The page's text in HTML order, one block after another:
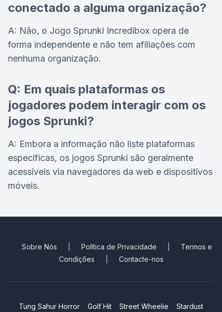
conectado a alguma organização?
A: Não, o Jogo Sprunki Incredibox opera de
forma independente e não tem afiliações com
nenhuma organização.
Q: Em quais plataformas os
jogadores podem interagir com os
jogos Sprunki?
A: Embora a informação não liste plataformas
específicas, os jogos Sprunki são geralmente
acessíveis via navegadores da web e dispositivos
móveis.
Sobre Nós Política de Privacidade
Termos e
Condições
Contacte-nos
Tung Sahur Horror Golf Hit Street Wheelie Stardust